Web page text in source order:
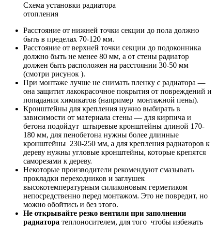
Схема установки радиатора
отопления
Расстояние от нижней точки секции до пола должно
быть в пределах 70-120 мм.
Расстояние от верхней точки секции до подоконника
должно быть не менее 80 мм, а от стены радиатор
должен быть расположен на расстоянии 30-50 мм
(смотри рисунок ).
При монтаже лучше не снимать пленку с радиатора —
она защитит лакокрасочное покрытия от повреждений и
попадания химикатов (например монтажной пены).
Кронштейны для крепления нужно выбирать в
зависимости от материала стены — для кирпича и
бетона подойдут штыревые кронштейны длиной 170-
180 мм, для пенобетона нужны более длинные
кронштейны 230-250 мм, а для крепления радиаторов к
дереву нужны угловые кронштейны, которые крепятся
саморезами к дереву.
Некоторые производители рекомендуют смазывать
прокладки переходников и заглушек
высокотемпературным силиконовым герметиком
непосредственно перед монтажом. Это не повредит, но
можно обойтись и без этого.
Не открывайте резко вентили при заполнении
радиатора теплоносителем, для того чтобы избежать